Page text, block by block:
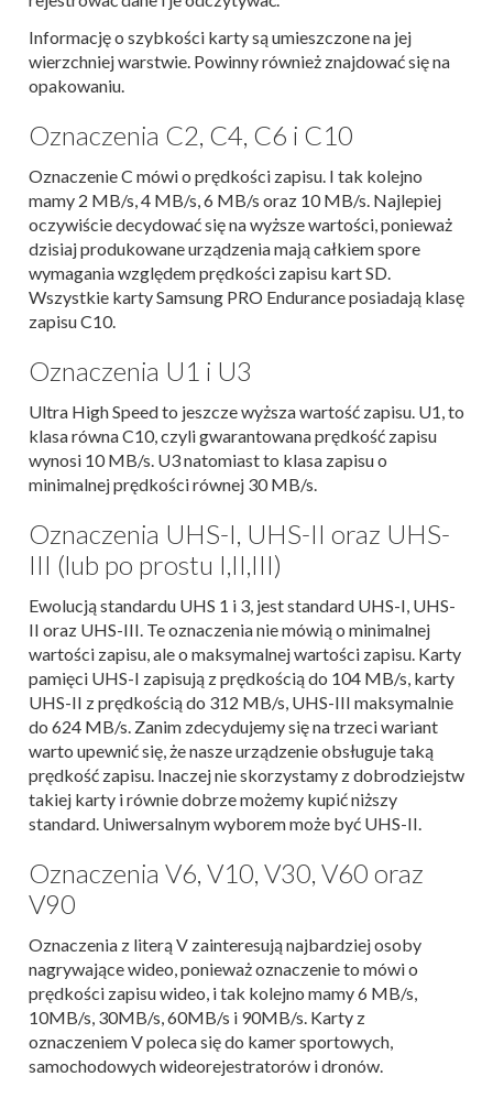
Informację o szybkości karty są umieszczone na jej
wierzchniej warstwie. Powinny również znajdować się na
opakowaniu.
Oznaczenia C2, C4, C6 i C10
Oznaczenie C mówi o prędkości zapisu. I tak kolejno
mamy 2 MB/s, 4 MB/s, 6 MB/s oraz 10 MB/s. Najlepiej
oczywiście decydować się na wyższe wartości, ponieważ
dzisiaj produkowane urządzenia mają całkiem spore
wymagania względem prędkości zapisu kart SD.
Wszystkie karty Samsung PRO Endurance posiadają klasę
zapisu C10.
Oznaczenia U1 i U3
Ultra High Speed to jeszcze wyższa wartość zapisu. U1, to
klasa równa C10, czyli gwarantowana prędkość zapisu
wynosi 10 MB/s. U3 natomiast to klasa zapisu o
minimalnej prędkości równej 30 MB/s.
Oznaczenia UHS-I, UHS-II oraz UHS-
III (lub po prostu I,II,III)
Ewolucją standardu UHS 1 i 3, jest standard UHS-I, UHS-
II oraz UHS-III. Te oznaczenia nie mówią o minimalnej
wartości zapisu, ale o maksymalnej wartości zapisu. Karty
pamięci UHS-I zapisują z prędkością do 104 MB/s, karty
UHS-II z prędkością do 312 MB/s, UHS-III maksymalnie
do 624 MB/s. Zanim zdecydujemy się na trzeci wariant
warto upewnić się, że nasze urządzenie obsługuje taką
prędkość zapisu. Inaczej nie skorzystamy z dobrodziejstw
takiej karty i równie dobrze możemy kupić niższy
standard. Uniwersalnym wyborem może być UHS-II.
Oznaczenia V6, V10, V30, V60 oraz
V90
Oznaczenia z literą V zainteresują najbardziej osoby
nagrywające wideo, ponieważ oznaczenie to mówi o
prędkości zapisu wideo, i tak kolejno mamy 6 MB/s,
10MB/s, 30MB/s, 60MB/s i 90MB/s. Karty z
oznaczeniem V poleca się do kamer sportowych,
samochodowych wideorejestratorów i dronów.